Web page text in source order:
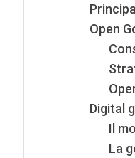
Open
Digital
Il
La